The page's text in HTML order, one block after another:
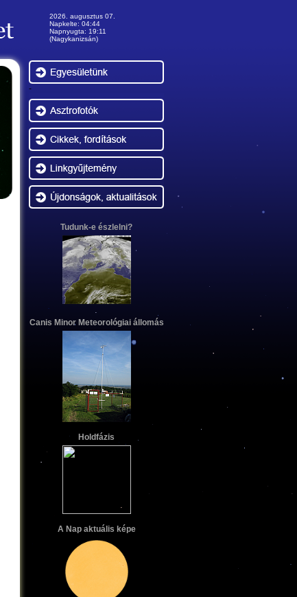
2026. augusztus 07.
Napkelte: 04:44
Napnyugta: 19:11
(Nagykanizsán)
-
Tudunk-e észlelni?
Canis Minor Meteorológiai állomás
Holdfázis
A Nap aktuális képe